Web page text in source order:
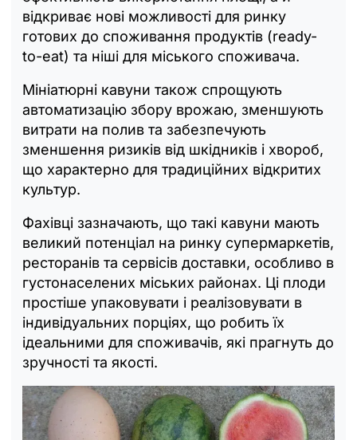
відкриває нові можливості для ринку
готових до споживання продуктів (ready-
to-eat) та ніші для міського споживача.
Мініатюрні кавуни також спрощують
автоматизацію збору врожаю, зменшують
витрати на полив та забезпечують
зменшення ризиків від шкідників і хвороб,
що характерно для традиційних відкритих
культур.
Фахівці зазначають, що такі кавуни мають
великий потенціал на ринку супермаркетів,
ресторанів та сервісів доставки, особливо в
густонаселених міських районах. Ці плоди
простіше упаковувати і реалізовувати в
індивідуальних порціях, що робить їх
ідеальними для споживачів, які прагнуть до
зручності та якості.